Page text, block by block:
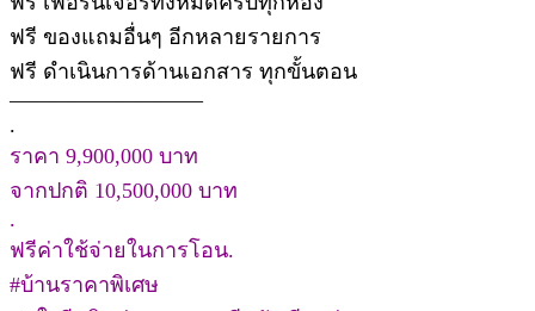
ฟรี ของแถมอื่นๆ อีกหลายรายการ
ฟรี ดำเนินการด้านเอกสาร ทุกขั้นตอน
—————————
.
ราคา 9,900,000 บาท
จากปกติ 10,500,000 บาท
.
ฟรีค่าใช้จ่ายในการโอน.
#บ้านราคาพิเศษ